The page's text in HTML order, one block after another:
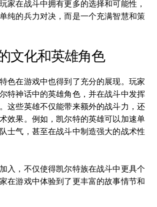
家在战斗中拥有更多的选择和可能性，
纯的兵力对决，而是一个充满智慧和策
文化和英雄角色
色在游戏中也得到了充分的展现。玩家
特神话中的英雄角色，并在战斗中发挥
这些英雄不仅能带来额外的战斗力，还
效果。例如，凯尔特的英雄可以加速单
士气，甚至在战斗中制造强大的战术性
入，不仅使得凯尔特族在战斗中更具个
在游戏中体验到了更丰富的故事情节和